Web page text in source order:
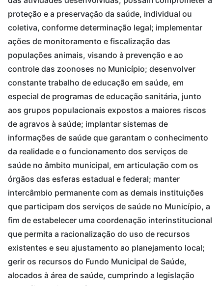
proteção e a preservação da saúde, individual ou
coletiva, conforme determinação legal; implementar
ações de monitoramento e fiscalização das
populações animais, visando à prevenção e ao
controle das zoonoses no Município; desenvolver
constante trabalho de educação em saúde, em
especial de programas de educação sanitária, junto
aos grupos populacionais expostos a maiores riscos
de agravos à saúde; implantar sistemas de
informações de saúde que garantam o conhecimento
da realidade e o funcionamento dos serviços de
saúde no âmbito municipal, em articulação com os
órgãos das esferas estadual e federal; manter
intercâmbio permanente com as demais instituições
que participam dos serviços de saúde no Município, a
fim de estabelecer uma coordenação interinstitucional
que permita a racionalização do uso de recursos
existentes e seu ajustamento ao planejamento local;
gerir os recursos do Fundo Municipal de Saúde,
alocados à área de saúde, cumprindo a legislação